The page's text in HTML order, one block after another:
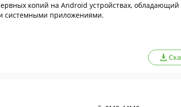
копий на Android устройствах, обладающий
системными приложениями.